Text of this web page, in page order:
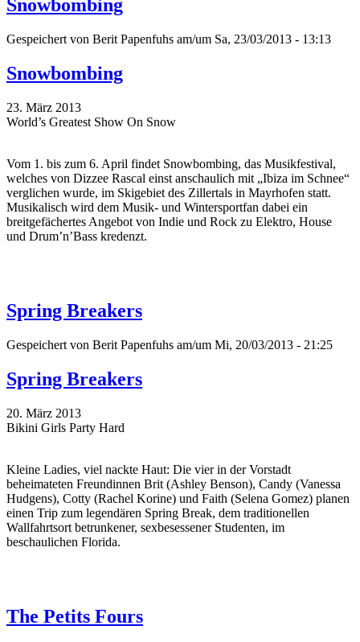
Snowbombing
Gespeichert von Berit Papenfuhs am/um Sa, 23/03/2013 - 13:13
Snowbombing
23. März 2013
World’s Greatest Show On Snow
Vom 1. bis zum 6. April findet Snowbombing, das Musikfestival,
welches von Dizzee Rascal einst anschaulich mit „Ibiza im Schnee“
verglichen wurde, im Skigebiet des Zillertals in Mayrhofen statt.
Musikalisch wird dem Musik- und Wintersportfan dabei ein
breitgefächertes Angebot von Indie und Rock zu Elektro, House
und Drum’n’Bass kredenzt.
Spring Breakers
Gespeichert von Berit Papenfuhs am/um Mi, 20/03/2013 - 21:25
Spring Breakers
20. März 2013
Bikini Girls Party Hard
Kleine Ladies, viel nackte Haut: Die vier in der Vorstadt
beheimateten Freundinnen Brit (Ashley Benson), Candy (Vanessa
Hudgens), Cotty (Rachel Korine) und Faith (Selena Gomez) planen
einen Trip zum legendären Spring Break, dem traditionellen
Wallfahrtsort betrunkener, sexbesessener Studenten, im
beschaulichen Florida.
The Petits Fours